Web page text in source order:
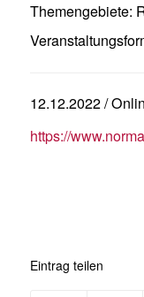
Themengebiete:
12.12.2022 /
https://
Eintrag teilen